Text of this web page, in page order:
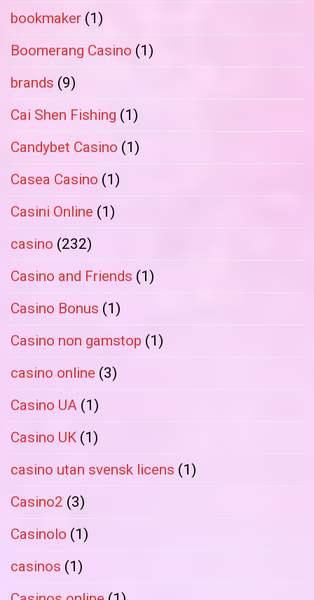
bookmaker (1)
Boomerang Casino (1)
brands (9)
Cai Shen Fishing (1)
Candybet Casino (1)
Casea Casino (1)
Casini Online (1)
casino (232)
Casino and Friends (1)
Casino Bonus (1)
Casino non gamstop (1)
casino online (3)
Casino UA (1)
Casino UK (1)
casino utan svensk licens (1)
Casino2 (3)
Casinolo (1)
casinos (1)